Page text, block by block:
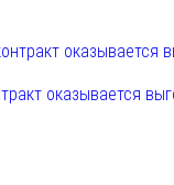
оказывается